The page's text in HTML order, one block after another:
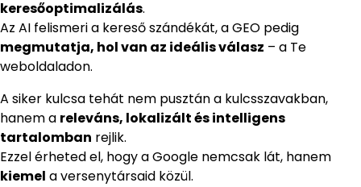
keresőoptimalizálás.
Az AI felismeri a kereső szándékát, a GEO pedig
megmutatja, hol van az ideális válasz – a Te
weboldaladon.
A siker kulcsa tehát nem pusztán a kulcsszavakban,
hanem a releváns, lokalizált és intelligens
tartalomban rejlik.
Ezzel érheted el, hogy a Google nemcsak lát, hanem
kiemel a versenytársaid közül.